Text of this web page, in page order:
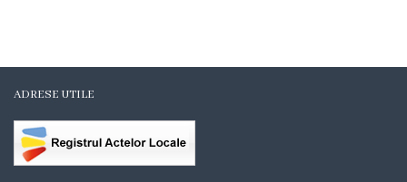
local
Consiliului
ADRESE UTILE